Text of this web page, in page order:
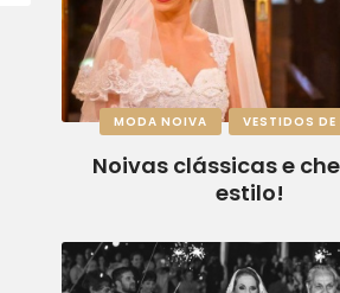
MODA NOIVA VESTIDOS
Noivas clássicas e
estilo!